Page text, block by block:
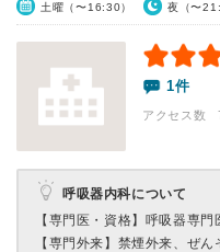
土曜（〜16:30） 夜（〜
1件
アクセス数
呼吸器内科について
【専門医・資格】 呼吸器専門
【専門外来】 禁煙外来、ぜん